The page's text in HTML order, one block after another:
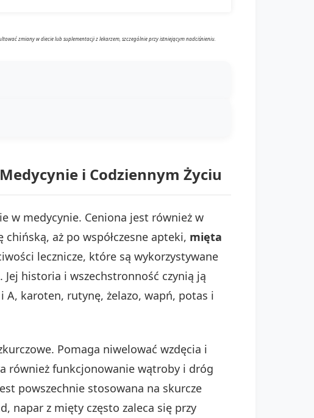
zmiany w diecie lub suplementacji z lekarzem, szczególnie przy istniejącym nadciśnieniu.
i Codziennym Życiu
w medycynie. Ceniona jest również w
aż po współczesne apteki, mięta
lecznicze, które są wykorzystywane
Jej historia i wszechstronność czynią ją
karoten, rutynę, żelazo, wapń, potas i
Pomaga niwelować wzdęcia i
również funkcjonowanie wątroby i dróg
powszechnie stosowana na skurcze
napar z mięty często zaleca się przy